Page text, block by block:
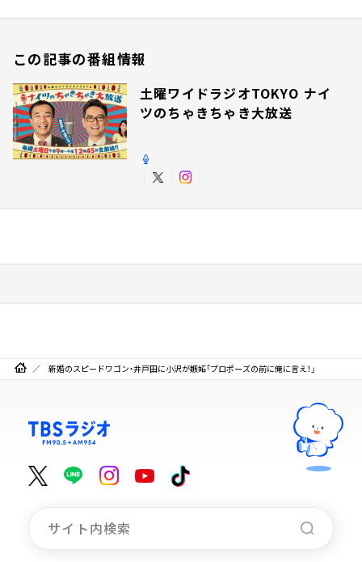
この記事の番組情報
土曜ワイドラジオTOKYO ナイ
ツのちゃきちゃき大放送
新婚のスピードワゴン・井戸田に小沢が嫉妬「プロポーズの前に俺に言え！」